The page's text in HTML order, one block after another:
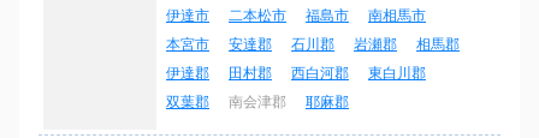
伊達市
二本松市 福島市
南相馬市
本宮市
安達郡 石川郡 岩瀬郡
相馬郡
伊達郡
田村郡 西白河郡
東白川郡
双葉郡
南会津郡 耶麻郡